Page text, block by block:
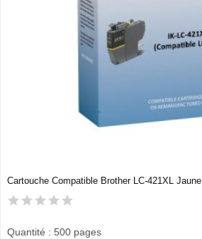
Cartouche Compatible Brother LC-421XL Jaune
Quantité : 500 pages